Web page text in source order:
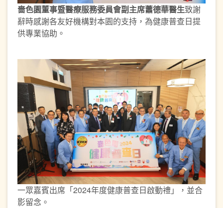
嗇色園董事暨醫療服務委員會副主席蕭德華醫生致謝
辭時感謝各友好機構對本園的支持，為健康普查日提
供專業協助。
一眾嘉賓出席「2024年度健康普查日啟動禮」，並合
影留念。